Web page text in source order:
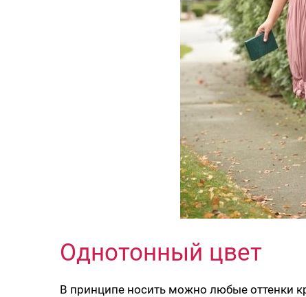
Однотонный цвет
В принципе носить можно любые оттенки